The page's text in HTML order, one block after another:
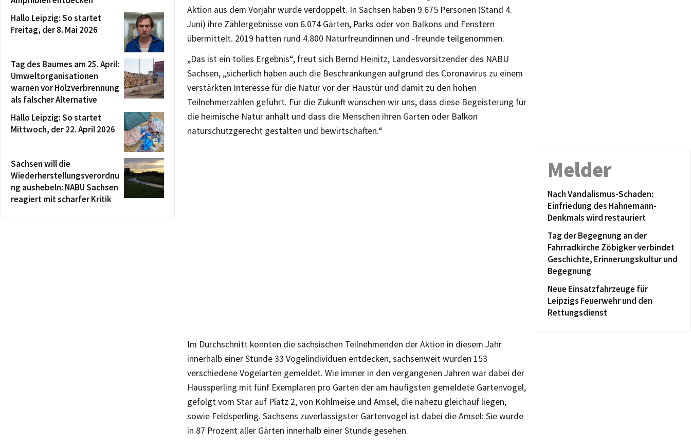
Aktion aus dem Vorjahr wurde verdoppelt. In Sachsen haben 9.675 Personen (Stand 4.
Juni) ihre Zählergebnisse von 6.074 Gärten, Parks oder von Balkons und Fenstern
übermittelt. 2019 hatten rund 4.800 Naturfreundinnen und -freunde teilgenommen.
„Das ist ein tolles Ergebnis“, freut sich Bernd Heinitz, Landesvorsitzender des NABU
Sachsen, „sicherlich haben auch die Beschränkungen aufgrund des Coronavirus zu einem
verstärkten Interesse für die Natur vor der Haustür und damit zu den hohen
Teilnehmerzahlen geführt. Für die Zukunft wünschen wir uns, dass diese Begeisterung für
die heimische Natur anhält und dass die Menschen ihren Garten oder Balkon
naturschutzgerecht gestalten und bewirtschaften.“
Im Durchschnitt konnten die sächsischen Teilnehmenden der Aktion in diesem Jahr
innerhalb einer Stunde 33 Vogelindividuen entdecken, sachsenweit wurden 153
verschiedene Vogelarten gemeldet. Wie immer in den vergangenen Jahren war dabei der
Haussperling mit fünf Exemplaren pro Garten der am häufigsten gemeldete Gartenvogel,
gefolgt vom Star auf Platz 2, von Kohlmeise und Amsel, die nahezu gleichauf liegen,
sowie Feldsperling. Sachsens zuverlässigster Gartenvogel ist dabei die Amsel: Sie wurde
in 87 Prozent aller Gärten innerhalb einer Stunde gesehen.
Hallo Leipzig: So startet
Freitag, der 8. Mai 2026
Tag des Baumes am 25. April:
Umweltorganisationen
warnen vor Holzverbrennung
als falscher Alternative
Hallo Leipzig: So startet
Mittwoch, der 22. April 2026
Sachsen will die
Wiederherstellungsverordnu
ng aushebeln: NABU Sachsen
reagiert mit scharfer Kritik
Melder
Nach Vandalismus-Schaden:
Einfriedung des Hahnemann-
Denkmals wird restauriert
Tag der Begegnung an der
Fahrradkirche Zöbigker verbindet
Geschichte, Erinnerungskultur und
Begegnung
Neue Einsatzfahrzeuge für
Leipzigs Feuerwehr und den
Rettungsdienst